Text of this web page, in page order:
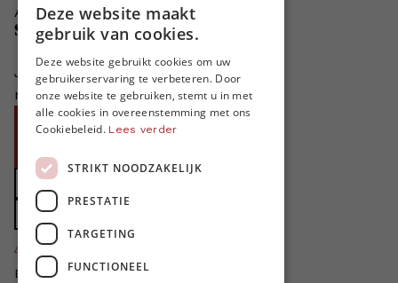
Adverteren in MO*
Steun MO*
Je helpt ons groeien. MO* bestaat
niet zonder jouw steun!
Word proMO*
Doe een gift
Zet MO* in uw testament
4424
Bedankt voor jullie steun!
ENGLISH
Deze website maakt
gebruik van cookies.
Deze website gebruikt cookies om uw
gebruikerservaring te verbeteren. Door
onze website te gebruiken, stemt u in met
alle cookies in overeenstemming met ons
Cookiebeleid. Lees verder
STRIKT NOODZAKELIJK
PRESTATIE
TARGETING
FUNCTIONEEL